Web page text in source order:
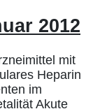
2012
mit
Heparin
im
Akute